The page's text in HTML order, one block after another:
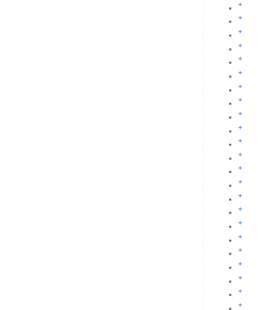
+
+
+
+
+
+
+
+
+
+
+
+
+
+
+
+
+
+
+
+
+
+
+